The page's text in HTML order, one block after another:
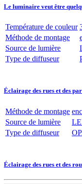
Le luminaire veut être
Température de couleur
Méthode de montage
Source de lumière
Type de diffuseur
Éclairage des rues et des
Méthode de montage
Source de lumière
Type de diffuseur
Éclairage des rues et des